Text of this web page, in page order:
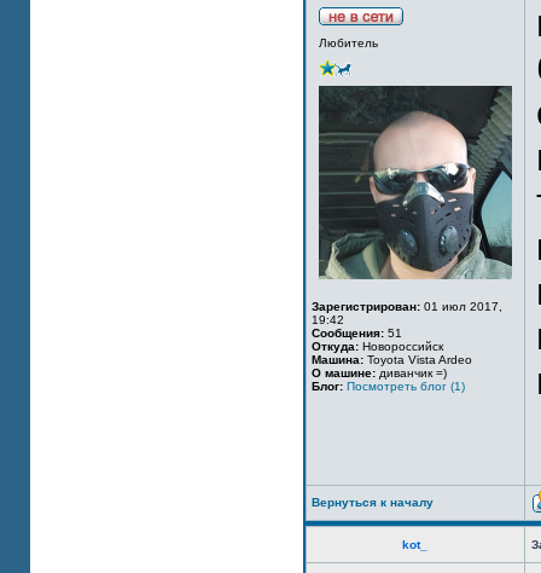
Любитель
Зарегистрирован: 01 июл 2017,
19:42
Сообщения: 51
Откуда: Новороссийск
Машина: Toyota Vista Ardeo
О машине: диванчик =)
Блог: Посмотреть блог (1)
Вернуться к началу
kot_